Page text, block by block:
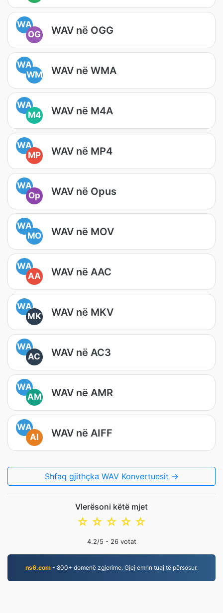
WA
OG
WAV në OGG
WA
WM
WAV në WMA
WA
M4
WAV në M4A
WA
MP
WAV në MP4
WA
Op
WAV në Opus
WA
MO
WAV në MOV
WA
AA
WAV në AAC
WA
MK
WAV në MKV
WA
AC
WAV në AC3
WA
AM
WAV në AMR
WA
AI
WAV në AIFF
Shfaq gjithçka WAV Konvertuesit →
Vlerësoni këtë mjet
☆
☆
☆
☆
☆
4.2/5 - 26votat
ns6.com - 800+ domenë zgjerime. Gjej emrin tuaj të përsosur.